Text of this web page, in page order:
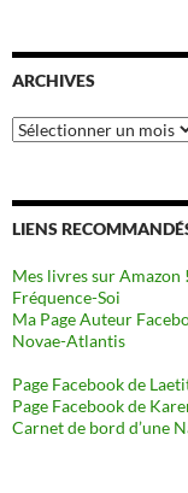
ARCHIVES
Archives
LIENS
Mes livres sur Amazon !
Fréquence-Soi
Ma Page Auteur
Novae-Atlantis
Page Facebook de
Page Facebook de
Carnet de bord d’une